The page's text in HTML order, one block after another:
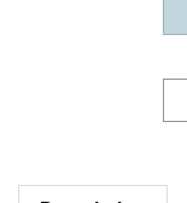
Description